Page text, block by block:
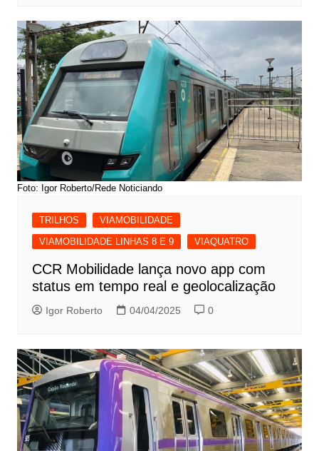
Foto: Igor Roberto/Rede Noticiando
TRILHOS
VIAMOBILIDADE
VIAMOBILIDADE LINHAS 8 E 9
VIAQUATRO
CCR Mobilidade lança novo app com
status em tempo real e geolocalização
Igor Roberto 04/04/2025 0